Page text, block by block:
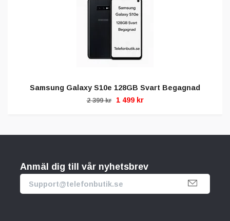
Samsung Galaxy S10e 128GB Svart Begagnad
2 399 kr 1 499 kr
Anmäl dig till vår nyhetsbrev